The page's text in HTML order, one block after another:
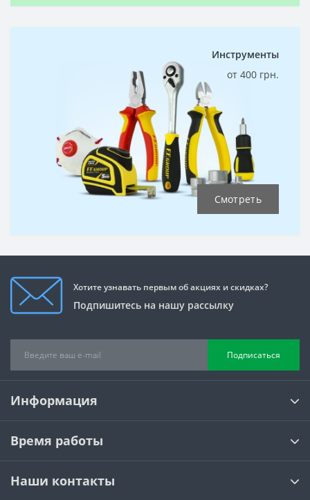
Инструменты
от 400 грн.
Смотреть
Хотите узнавать первым об акциях и скидках?
Подпишитесь на нашу рассылку
Подписаться
Информация
Время работы
Наши контакты